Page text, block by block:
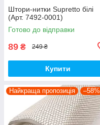
Штори-нитки Supretto білі
(Арт. 7492-0001)
Готово до відправки
89 ₴ 249 ₴
Купити
Найкраща пропозиція –58%